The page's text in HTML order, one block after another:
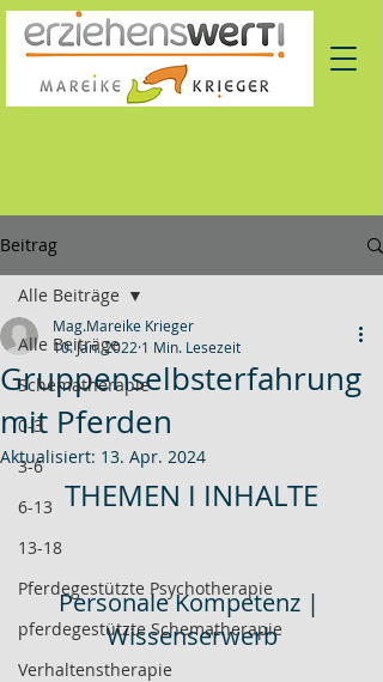
Beitrag
Alle Beiträge
Schematherapie
0-3
3-6
6-13
13-18
Pferdegestützte Psychotherapie
pferdegestützte Schematherapie
Verhaltenstherapie
Alle Beiträge
Gruppenselbsterfahrung
mit Pferden
Mag.Mareike Krieger
10. Jan. 2022 1 Min. Lesezeit
Aktualisiert: 13. Apr. 2024
THEMEN I INHALTE
Personale Kompetenz |
Wissenserwerb